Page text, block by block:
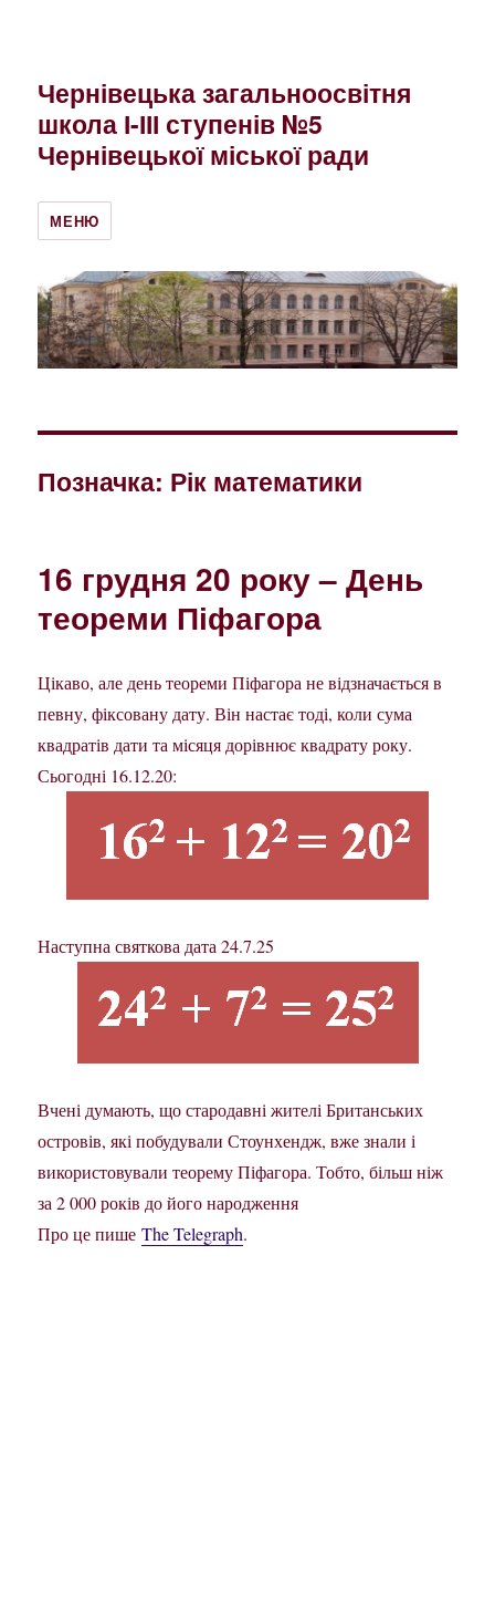
Чернівецька загальноосвітня
школа І-ІІІ ступенів №5
Чернівецької міської ради
МЕНЮ
Позначка: Рік математики
16 грудня 20 року – День
теореми Піфагора
Цікаво, але день теореми Піфагора не відзначається в
певну, фіксовану дату. Він настає тоді, коли сума
квадратів дати та місяця дорівнює квадрату року.
Сьогодні 16.12.20:
Наступна святкова дата 24.7.25
Вчені думають, що стародавні жителі Британських
островів, які побудували Стоунхендж, вже знали і
використовували теорему Піфагора. Тобто, більш ніж
за 2 000 років до його народження
Про це пишеThe Telegraph.